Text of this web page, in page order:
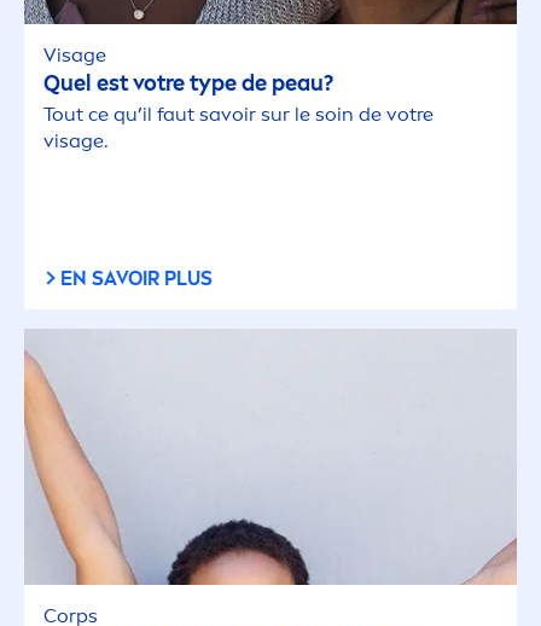
Visage
Quel est votre type de peau?
Tout ce qu’il faut savoir sur le soin de votre
visage.
EN SAVOIR PLUS
Corps